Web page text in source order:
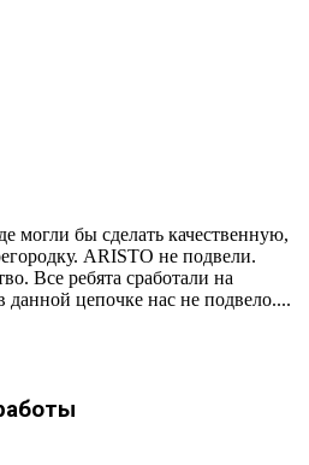
могли бы сделать качественную,
ARISTO не подвели.
Все ребята сработали на
цепочке нас не подвело....